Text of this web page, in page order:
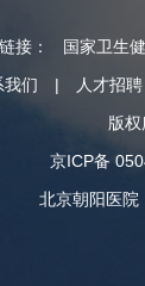
接： 国家卫生
我们
| 人才招聘
版
京ICP备
北京朝阳医院